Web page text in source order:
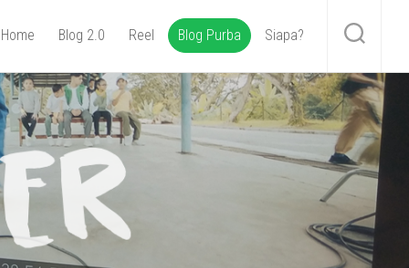
Home Blog 2.0 Reel Blog Purba Siapa?